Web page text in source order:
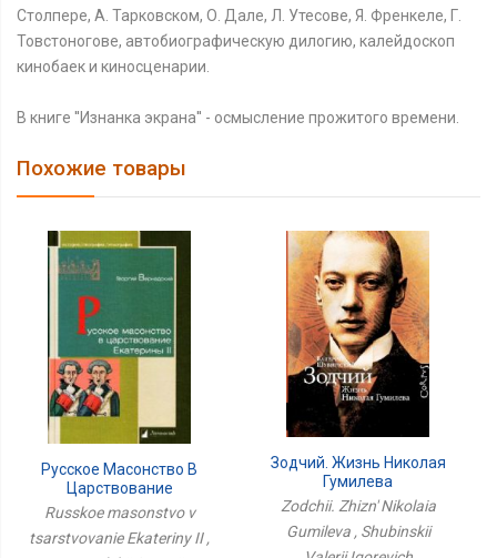
Столпере, А. Тарковском, О. Дале, Л. Утесове, Я. Френкеле, Г.
Товстоногове, автобиографическую дилогию, калейдоскоп
кинобаек и киносценарии.
В книге ''Изнанка экрана'' - осмысление прожитого времени.
Похожие товары
Русское Масонство В
Царствование
Екатерины II
Russkoe masonstvo v
tsarstvovanie Ekateriny II ,
Зодчий. Жизнь Николая
Гумилева
Zodchii. Zhizn' Nikolaia
Gumileva , Shubinskii